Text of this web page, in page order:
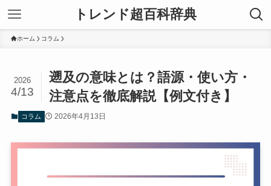
トレンド超百科辞典
ホーム コラム
遡及の意味とは？語源・使い方・
注意点を徹底解説【例文付き】
2026
4/13
コラム 2026年4月13日